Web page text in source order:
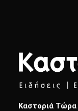
Καστοριά Τώρα